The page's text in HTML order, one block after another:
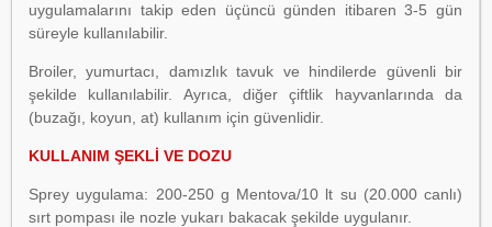
uygulamalarını takip eden üçüncü günden itibaren 3-5 gün
süreyle kullanılabilir.
Broiler, yumurtacı, damızlık tavuk ve hindilerde güvenli bir
şekilde kullanılabilir. Ayrıca, diğer çiftlik hayvanlarında da
(buzağı, koyun, at) kullanım için güvenlidir.
KULLANIM ŞEKLİ VE DOZU
Sprey uygulama: 200-250 g Mentova/10 lt su (20.000 canlı)
sırt pompası ile nozle yukarı bakacak şekilde uygulanır.